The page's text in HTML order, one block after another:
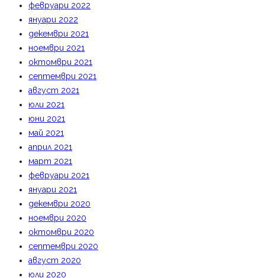
февруари 2022
януари 2022
декември 2021
ноември 2021
октомври 2021
септември 2021
август 2021
юли 2021
юни 2021
май 2021
април 2021
март 2021
февруари 2021
януари 2021
декември 2020
ноември 2020
октомври 2020
септември 2020
август 2020
юли 2020